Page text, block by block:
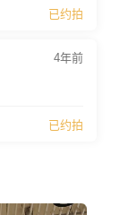
已约拍
4年前
已约拍